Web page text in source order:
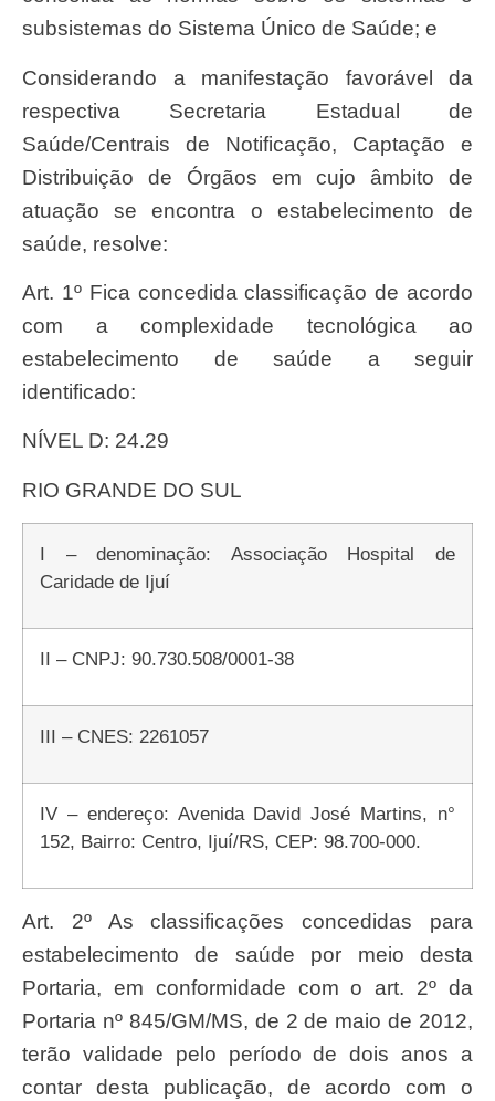
subsistemas do Sistema Único de Saúde; e
Considerando a manifestação favorável da
respectiva Secretaria Estadual de
Saúde/Centrais de Notificação, Captação e
Distribuição de Órgãos em cujo âmbito de
atuação se encontra o estabelecimento de
saúde, resolve:
Art. 1º Fica concedida classificação de acordo
com a complexidade tecnológica ao
estabelecimento de saúde a seguir
identificado:
NÍVEL D: 24.29
RIO GRANDE DO SUL
I – denominação: Associação Hospital de
Caridade de Ijuí
II – CNPJ: 90.730.508/0001-38
III – CNES: 2261057
IV – endereço: Avenida David José Martins, n°
152, Bairro: Centro, Ijuí/RS, CEP: 98.700-000.
Art. 2º As classificações concedidas para
estabelecimento de saúde por meio desta
Portaria, em conformidade com o art. 2º da
Portaria nº 845/GM/MS, de 2 de maio de 2012,
terão validade pelo período de dois anos a
contar desta publicação, de acordo com o